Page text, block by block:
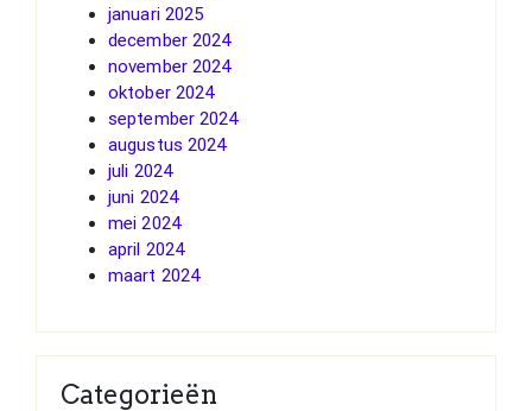
januari 2025
december 2024
november 2024
oktober 2024
september 2024
augustus 2024
juli 2024
juni 2024
mei 2024
april 2024
maart 2024
Categorieën